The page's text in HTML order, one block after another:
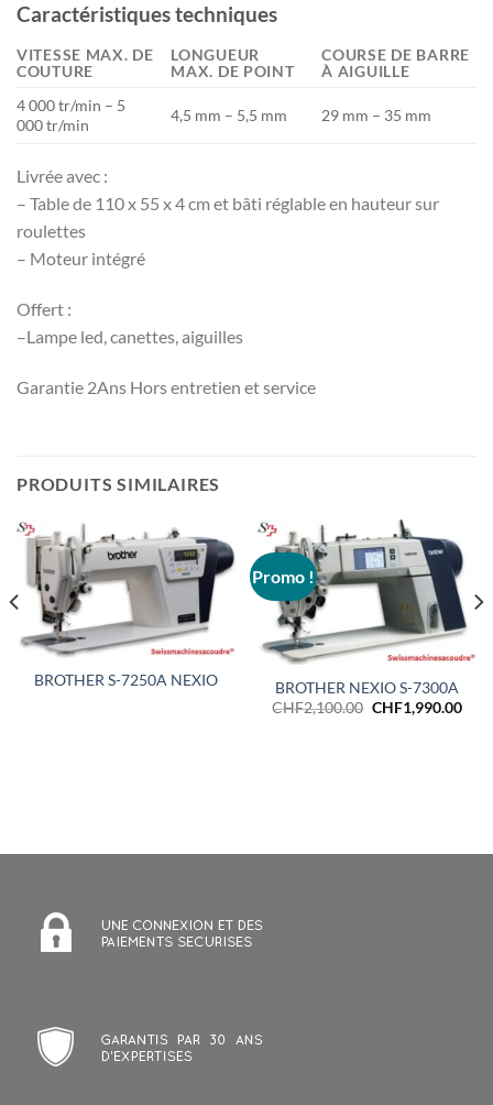
Caractéristiques techniques
VITESSE MAX. DE
COUTURE
LONGUEUR
MAX. DE POINT
COURSE DE BARRE
À AIGUILLE
4 000 tr/min – 5
000 tr/min
4,5 mm – 5,5 mm 29 mm – 35 mm
Livrée avec :
– Table de 110 x 55 x 4 cm et bâti réglable en hauteur sur
roulettes
– Moteur intégré
Offert :
–Lampe led, canettes, aiguilles
Garantie 2Ans Hors entretien et service
PRODUITS SIMILAIRES
BROTHER S-7250A NEXIO
Promo !
BROTHER NEXIO S-7300A
CHF2,100.00 Le
CHF1,990.00Le